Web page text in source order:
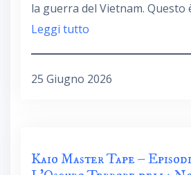
la guerra del Vietnam. Questo
Leggi tutto
25 Giugno 2026
Kaio Master Tape –